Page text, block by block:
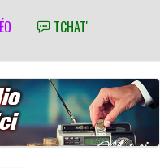
TCHAT'